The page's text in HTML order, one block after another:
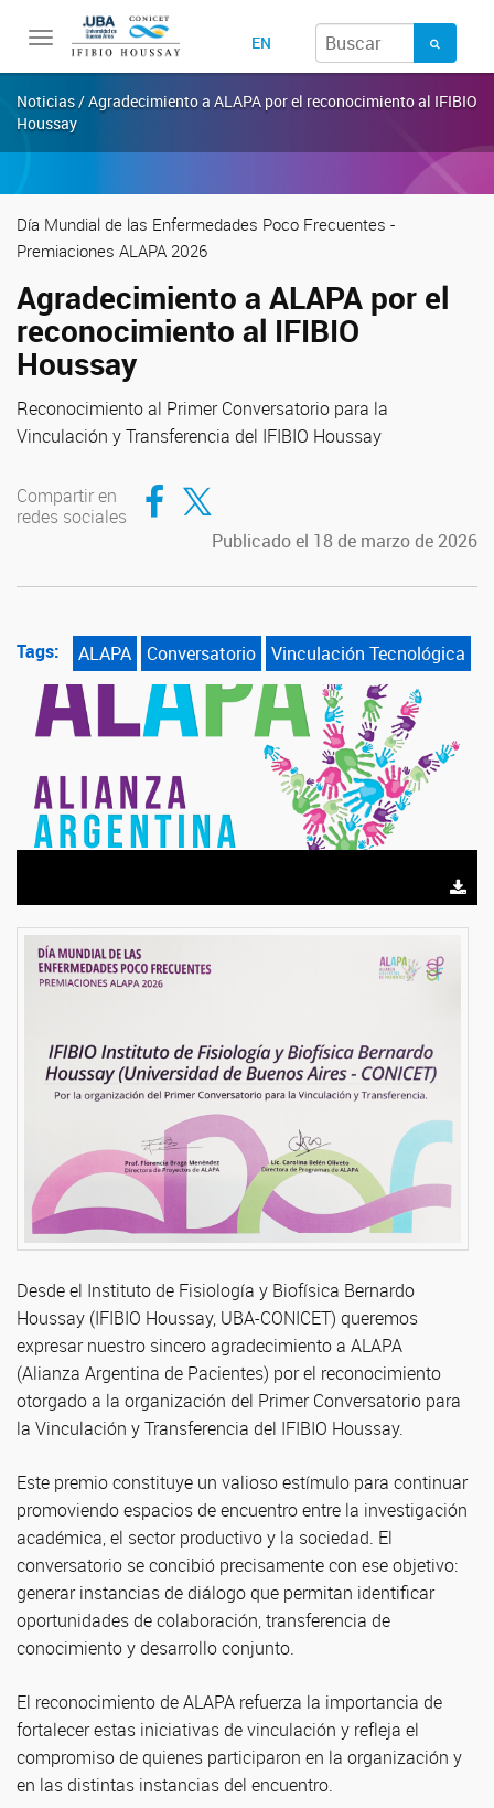
Toggle
navigation
EN
Noticias / Agradecimiento a ALAPA por el reconocimiento al IFIBIO
Houssay
Día Mundial de las Enfermedades Poco Frecuentes -
Premiaciones ALAPA 2026
Agradecimiento a ALAPA por el
reconocimiento al IFIBIO
Houssay
Reconocimiento al Primer Conversatorio para la
Vinculación y Transferencia del IFIBIO Houssay
Compartir en
redes sociales
Compartir en Facebook
Compartir en Twitter
Publicado el 18 de marzo de 2026
Tags: ALAPA Conversatorio Vinculación Tecnológica
Desde el Instituto de Fisiología y Biofísica Bernardo
Houssay (IFIBIO Houssay, UBA-CONICET) queremos
expresar nuestro sincero agradecimiento a ALAPA
(Alianza Argentina de Pacientes) por el reconocimiento
otorgado a la organización del Primer Conversatorio para
la Vinculación y Transferencia del IFIBIO Houssay.
Este premio constituye un valioso estímulo para continuar
promoviendo espacios de encuentro entre la investigación
académica, el sector productivo y la sociedad. El
conversatorio se concibió precisamente con ese objetivo:
generar instancias de diálogo que permitan identificar
oportunidades de colaboración, transferencia de
conocimiento y desarrollo conjunto.
El reconocimiento de ALAPA refuerza la importancia de
fortalecer estas iniciativas de vinculación y refleja el
compromiso de quienes participaron en la organización y
en las distintas instancias del encuentro.